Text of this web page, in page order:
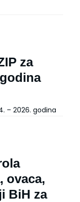
za
– 2026. godina
ovaca,
BiH za